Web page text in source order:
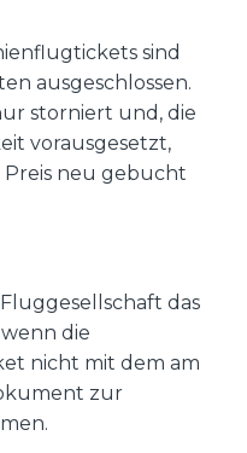
sind
ausgeschlossen.
storniert und, die
vorausgesetzt,
neu gebucht
das
die
nicht mit dem am
zur